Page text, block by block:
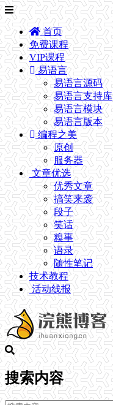
首页
免费课程
VIP课程
易语言
易语言源码
易语言支持库
易语言模块
易语言版本
编程之美
原创
服务器
文章优选
优秀文章
搞笑来袭
段子
笑话
糗事
语录
随性笔记
技术教程
活动线报
搜索内容